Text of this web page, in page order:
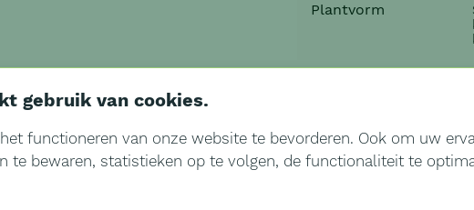
Plantvorm
Standplaats
locatie
gebruik van cookies.
functioneren van onze website te bevorderen. Ook om uw
te bewaren, statistieken op te volgen, de functionaliteit te